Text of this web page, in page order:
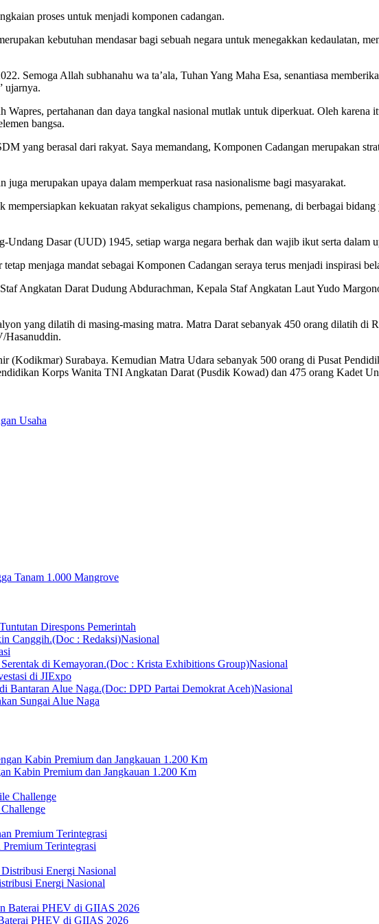
proses untuk menjadi komponen cadangan.
kebutuhan mendasar bagi sebuah negara untuk menegakkan kedaulatan,
Semoga Allah subhanahu wa ta’ala, Tuhan Yang Maha Esa, senantiasa
ujarnya.
pertahanan dan daya tangkal nasional mutlak untuk diperkuat. Oleh karena
bangsa.
yang berasal dari rakyat. Saya memandang, Komponen Cadangan merupakan
merupakan upaya dalam memperkuat rasa nasionalisme bagi masyarakat.
kekuatan rakyat sekaligus champions, pemenang, di berbagai
Undang Dasar (UUD) 1945, setiap warga negara berhak dan wajib ikut serta dalam
menjaga mandat sebagai Komponen Cadangan seraya terus menjadi inspirasi
Angkatan Darat Dudung Abdurachman, Kepala Staf Angkatan Laut Yudo
yang dilatih di masing-masing matra. Matra Darat sebanyak 450 orang dilatih
Hasanuddin.
Surabaya. Kemudian Matra Udara sebanyak 500 orang di Pusat
Korps Wanita TNI Angkatan Darat (Pusdik Kowad) dan 475 orang Kadet
Usaha
Tanam 1.000 Mangrove
Direspons Pemerintah
Nasional
Nasional
di JIExpo
Nasional
Sungai Alue Naga
Kabin Premium dan Jangkauan 1.200 Km
Terintegrasi
Energi Nasional
PHEV di GIIAS 2026